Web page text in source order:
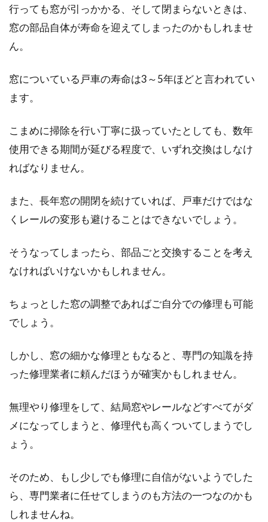
行っても窓が引っかかる、そして閉まらないときは、
窓の部品自体が寿命を迎えてしまったのかもしれませ
ん。
窓についている戸車の寿命は3～5年ほどと言われてい
ます。
こまめに掃除を行い丁寧に扱っていたとしても、数年
使用できる期間が延びる程度で、いずれ交換はしなけ
ればなりません。
また、長年窓の開閉を続けていれば、戸車だけではな
くレールの変形も避けることはできないでしょう。
そうなってしまったら、部品ごと交換することを考え
なければいけないかもしれません。
ちょっとした窓の調整であればご自分での修理も可能
でしょう。
しかし、窓の細かな修理ともなると、専門の知識を持
った修理業者に頼んだほうが確実かもしれません。
無理やり修理をして、結局窓やレールなどすべてがダ
メになってしまうと、修理代も高くついてしまうでし
ょう。
そのため、もし少しでも修理に自信がないようでした
ら、専門業者に任せてしまうのも方法の一つなのかも
しれませんね。